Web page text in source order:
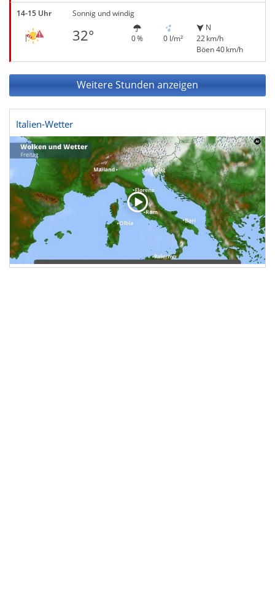
14-15 Uhr Sonnig und windig
32° 0 % 0 l/m²
N
22 km/h
Böen 40 km/h
Weitere Stunden anzeigen
Italien-Wetter